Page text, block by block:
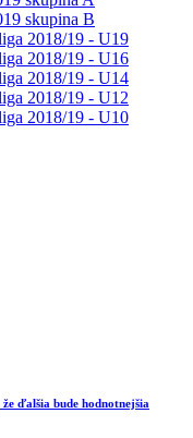
skupina B
2018/19 - U19
2018/19 - U16
2018/19 - U14
2018/19 - U12
2018/19 - U10
ďalšia bude hodnotnejšia